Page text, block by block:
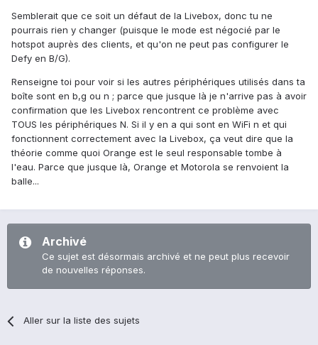
Semblerait que ce soit un défaut de la Livebox, donc tu ne
pourrais rien y changer (puisque le mode est négocié par le
hotspot auprès des clients, et qu'on ne peut pas configurer le
Defy en B/G).
Renseigne toi pour voir si les autres périphériques utilisés dans ta
boîte sont en b,g ou n ; parce que jusque là je n'arrive pas à avoir
confirmation que les Livebox rencontrent ce problème avec
TOUS les périphériques N. Si il y en a qui sont en WiFi n et qui
fonctionnent correctement avec la Livebox, ça veut dire que la
théorie comme quoi Orange est le seul responsable tombe à
l'eau. Parce que jusque là, Orange et Motorola se renvoient la
balle...
Archivé
Ce sujet est désormais archivé et ne peut plus recevoir
de nouvelles réponses.
Aller sur la liste des sujets